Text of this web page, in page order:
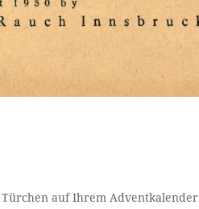
auf Ihrem Adventkalender